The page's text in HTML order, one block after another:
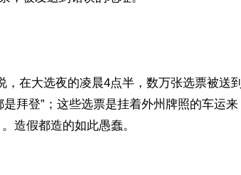
在大选夜的凌晨4点半，数万张选票被送到
拜登”；这些选票是挂着外州牌照的车运来
造假都造的如此愚蠢。